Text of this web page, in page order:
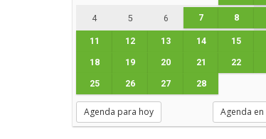
4 5 6 7 8
11 12 13 14 15
18 19 20 21 22
25 26 27 28
Agenda para hoy Agenda